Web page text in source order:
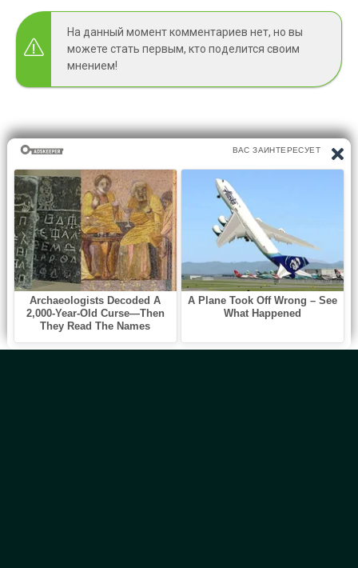
На данный момент комментариев нет, но вы
можете стать первым, кто поделится своим
мнением!